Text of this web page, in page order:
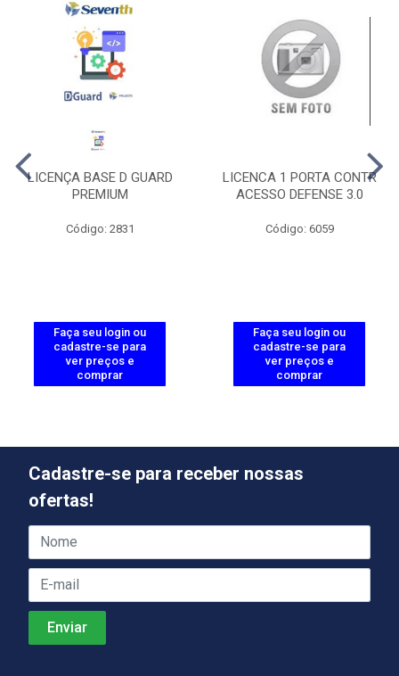
LICENÇA BASE D GUARD
PREMIUM
Código: 2831
Faça seu login ou
cadastre-se para
ver preços e
comprar
LICENCA 1 PORTA CONTR
ACESSO DEFENSE 3.0
Código: 6059
Faça seu login ou
cadastre-se para
ver preços e
comprar
Cadastre-se para receber nossas
ofertas!